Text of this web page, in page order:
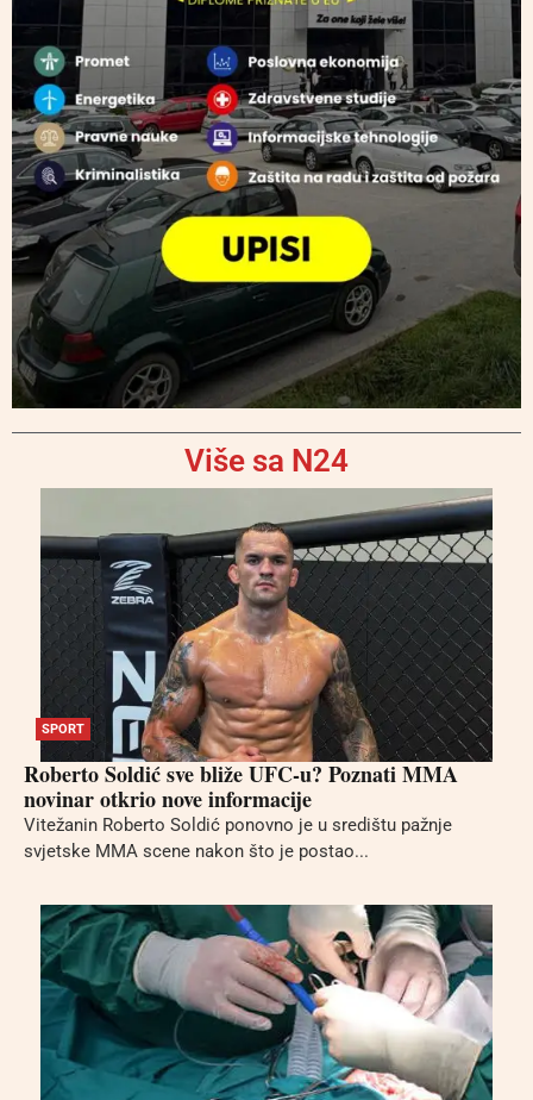
Više sa N24
SPORT
Roberto Soldić sve bliže UFC-u? Poznati MMA
novinar otkrio nove informacije
Vitežanin Roberto Soldić ponovno je u središtu pažnje
svjetske MMA scene nakon što je postao...